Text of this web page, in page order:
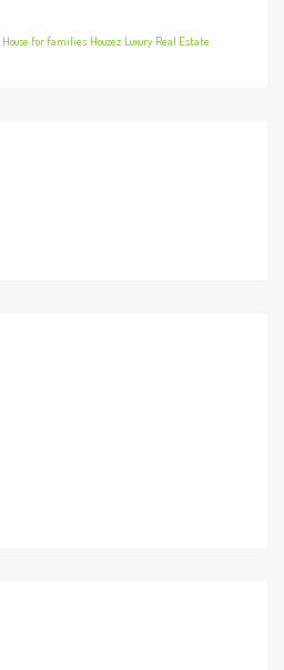
House for families Houzez Luxury Real Estate